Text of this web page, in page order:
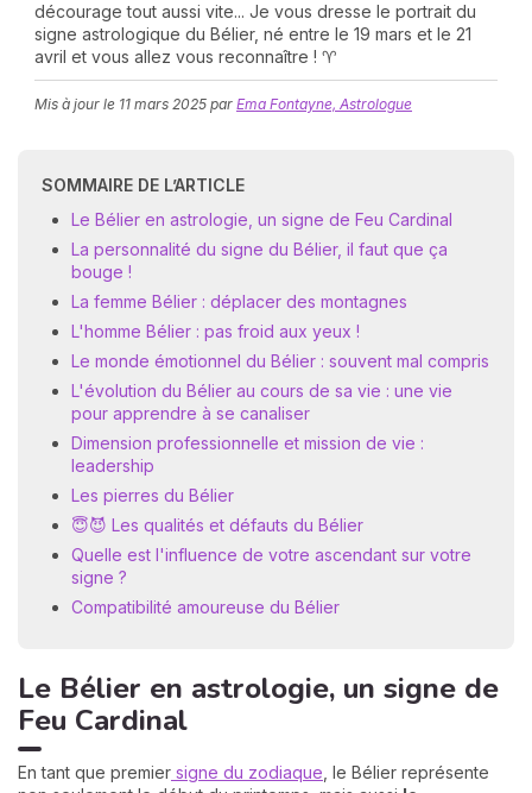
décourage tout aussi vite... Je vous dresse le portrait du
signe astrologique du Bélier, né entre le 19 mars et le 21
avril et vous allez vous reconnaître ! ♈
Mis à jour le 11 mars 2025 par Ema Fontayne, Astrologue
SOMMAIRE DE L’ARTICLE
Le Bélier en astrologie, un signe de Feu Cardinal
La personnalité du signe du Bélier, il faut que ça
bouge !
La femme Bélier : déplacer des montagnes
L'homme Bélier : pas froid aux yeux !
Le monde émotionnel du Bélier : souvent mal compris
L'évolution du Bélier au cours de sa vie : une vie
pour apprendre à se canaliser
Dimension professionnelle et mission de vie :
leadership
Les pierres du Bélier
😇😈 Les qualités et défauts du Bélier
Quelle est l'influence de votre ascendant sur votre
signe ?
Compatibilité amoureuse du Bélier
Le Bélier en astrologie, un signe de
Feu Cardinal
En tant que premier signe du zodiaque , le Bélier représente